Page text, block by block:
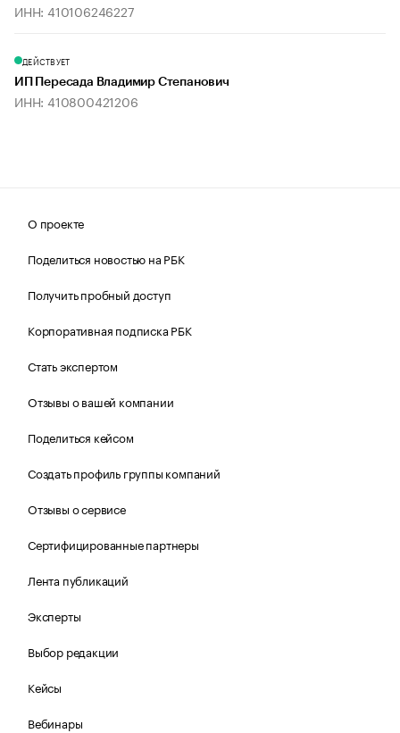
ИНН: 410106246227
ДЕЙСТВУЕТ
ИП Пересада Владимир Степанович
ИНН: 410800421206
О проекте
Поделиться новостью на РБК
Получить пробный доступ
Корпоративная подписка РБК
Стать экспертом
Отзывы о вашей компании
Поделиться кейсом
Создать профиль группы компаний
Отзывы о сервисе
Сертифицированные партнеры
Лента публикаций
Эксперты
Выбор редакции
Кейсы
Вебинары